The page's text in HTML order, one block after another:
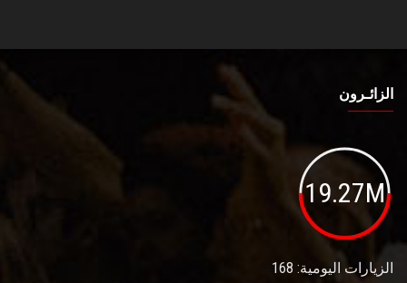
الزائـرون
19.27M
الزيارات اليومية: 168